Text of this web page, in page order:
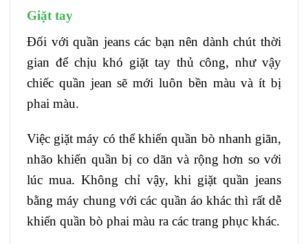
Giặt tay
Đối với quần jeans các bạn nên dành chút thời
gian để chịu khó giặt tay thủ công, như vậy
chiếc quần jean sẽ mới luôn bền màu và ít bị
phai màu.
Việc giặt máy có thể khiến quần bò nhanh giãn,
nhão khiến quần bị co dãn và rộng hơn so với
lúc mua. Không chỉ vậy, khi giặt quần jeans
bằng máy chung với các quần áo khác thì rất dễ
khiến quần bò phai màu ra các trang phục khác.